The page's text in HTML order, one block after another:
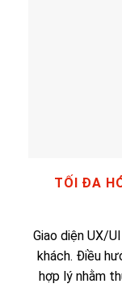
TỐI ĐA
Giao diện UX/
khách. Điều
hợp lý nhằm